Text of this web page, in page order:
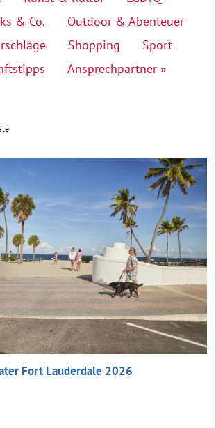
& Co.
Outdoor & Abenteuer
Shopping
Sport
Ansprechpartner »
Fort Lauderdale 2026